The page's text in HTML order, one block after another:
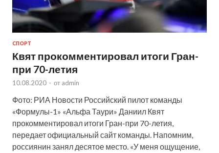
СПОРТ
Квят прокомментировал итоги Гран-
при 70-летия
10.08.2020 - от admin
Фото: РИА Новости Российский пилот команды
«Формулы-1» «Альфа Таури» Даниил Квят
прокомментировал итоги Гран-при 70-летия,
передает официальный сайт команды. Напомним,
россиянин занял десятое место. «У меня ощущение,